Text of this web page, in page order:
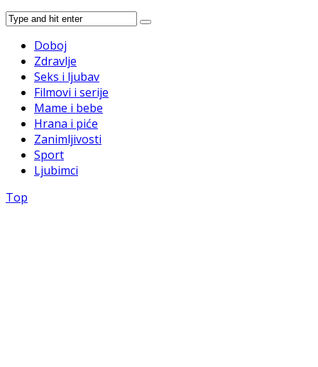
Doboj
Zdravlje
Seks i ljubav
Filmovi i serije
Mame i bebe
Hrana i piće
Zanimljivosti
Sport
Ljubimci
Top